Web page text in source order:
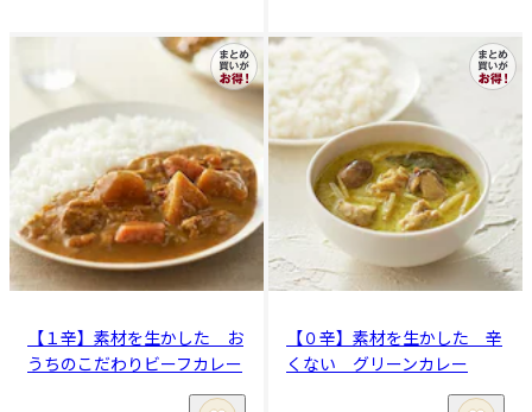
【１辛】素材を生かした お
うちのこだわりビーフカレー
【０辛】素材を生かした 辛
くない グリーンカレー